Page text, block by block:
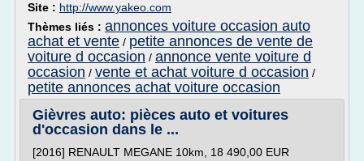
Site : http://www.yakeo.com
Thèmes liés : annonces voiture occasion auto
achat et vente / petite annonces de vente de
voiture d occasion / annonce vente voiture d
occasion / vente et achat voiture d occasion /
petite annonces achat voiture occasion
Gièvres auto: pièces auto et voitures
d'occasion dans le ...
[2016] RENAULT MEGANE 10km, 18 490,00 EUR